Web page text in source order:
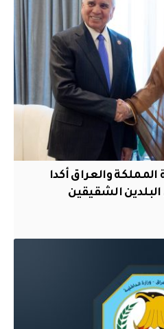
المملكة والعراق أكدا
الشقيقين